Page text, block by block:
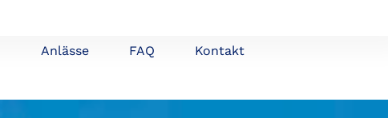
Anlässe FAQ Kontakt